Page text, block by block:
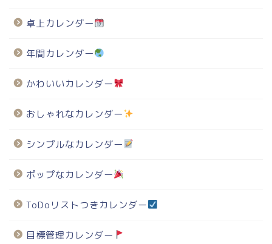
卓上カレンダー
年間カレンダー
かわいいカレンダー
おしゃれなカレンダー
シンプルなカレンダー
ポップなカレンダー
ToDoリストつきカレンダー
目標管理カレンダー